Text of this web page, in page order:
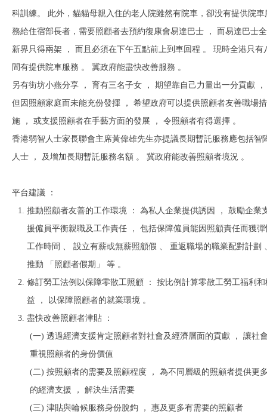
科訓練。 此外，貓貓母親入住的老人院雖然有院車，卻没有提供院車
務給住宿部長者，需要照顧者去預約復康會易達巴⼠ ， ⽽易達巴⼠全
新界只得兩架 ， ⽽且必須在下午五點前上到⾞回程 。 現時全港只有
間有提供院⾞服務 。 冀政府能盡快改善服務 。
另有街坊⼩燕分享 ， 育有三名⼦女 ， 期望靠自己力量出⼀分貢獻 ，
但因照顧家庭而未能充份發揮 ， 希望政府可以提供照顧者友善職場措
施 ， 或⽀援照顧者在⼿藝⽅⾯的發展 ， 令照顧者有得選擇 。
香港弱智⼈⼠家長聯會主席⿈偉雄先⽣亦提議長期暫託服務應包括智
⼈⼠ ， 及增加長期暫託服務名額 。 冀政府能改善照顧者境況 。
平台建議 ：
推動照顧者友善的⼯作環境 ： 為私⼈企業提供誘因 ， ⿎勵企業
援僱員平衡親職及⼯作責任 ， 包括保障僱員能因照顧責任⽽獲彈
⼯作時間 、 設立有薪或無薪照顧假 、 重返職場的職業配對計劃
推動 「照顧者假期」 等 。
修訂勞⼯法例以保障零散⼯照顧 ： 按比例計算零散⼯勞⼯福利和
益 ， 以保障照顧者的就業環境 。
盡快改善照顧者津貼 ：
(⼀) 透過經濟⽀援肯定照顧者對社會及經濟層⾯的貢獻 ， 讓社
重視照顧者的⾝份價值
(⼆) 按照顧者的需要及照顧程度 ， 為不同層級的照顧者提供更
的經濟⽀援 ， 解決⽣活需要
(三) 津貼與輪候服務⾝份脫鈎 ， 惠及更多有需要的照顧者